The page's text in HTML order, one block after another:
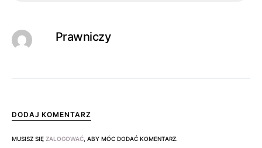
Prawniczy
DODAJ KOMENTARZ
MUSISZ SIĘ ZALOGOWAĆ , ABY MÓC DODAĆ KOMENTARZ.